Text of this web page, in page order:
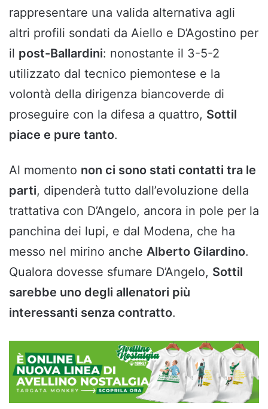
rappresentare una valida alternativa agli
altri profili sondati da Aiello e D’Agostino per
il post-Ballardini: nonostante il 3-5-2
utilizzato dal tecnico piemontese e la
volontà della dirigenza biancoverde di
proseguire con la difesa a quattro, Sottil
piace e pure tanto.
Al momento non ci sono stati contatti tra le
parti, dipenderà tutto dall’evoluzione della
trattativa con D’Angelo, ancora in pole per la
panchina dei lupi, e dal Modena, che ha
messo nel mirino anche Alberto Gilardino.
Qualora dovesse sfumare D’Angelo, Sottil
sarebbe uno degli allenatori più
interessanti senza contratto.